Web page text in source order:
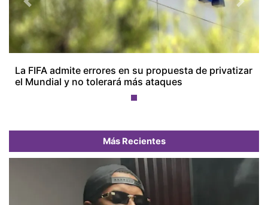
La FIFA admite errores en su propuesta de privatizar
el Mundial y no tolerará más ataques
Previous Next
Más Recientes